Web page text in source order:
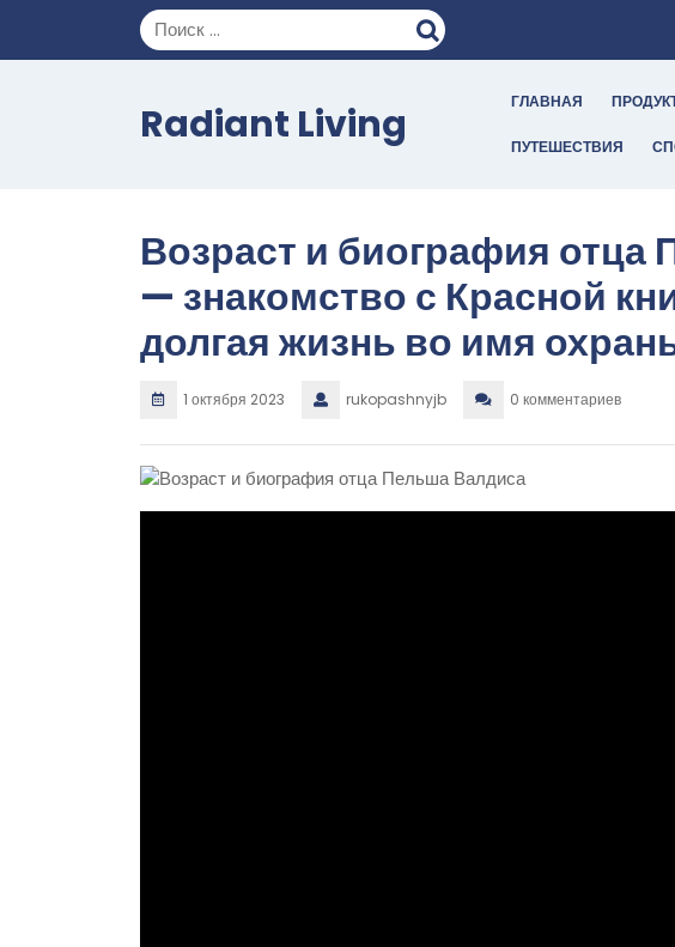
содержимому
Radiant Living ГЛАВНАЯ
ПУТЕШЕСТВИЯ
Возраст и биография отца
— знакомство с Красной
долгая жизнь во имя
1 октября 2023 rukopashnyjb 0 комментариев